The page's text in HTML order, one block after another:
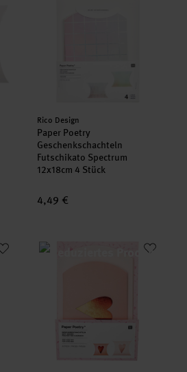
Hersteller:
Rico Design
Paper Poetry
Geschenkschachteln
Futschikato Spectrum
12x18cm 4 Stück
4,49 €
GoldPaper Poetry